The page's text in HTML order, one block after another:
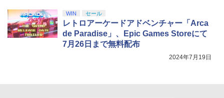
WIN セール
レトロアーケードアドベンチャー「Arca
de Paradise」、Epic Games Storeにて
7月26日まで無料配布
2024年7月19日